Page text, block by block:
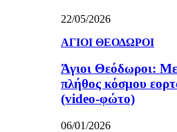
22/05/2026
ΑΓΙΟΙ ΘΕΟΔΩΡΟΙ
Άγιοι Θεόδωροι:
πλήθος κόσμου
(video-φώτο)
06/01/2026